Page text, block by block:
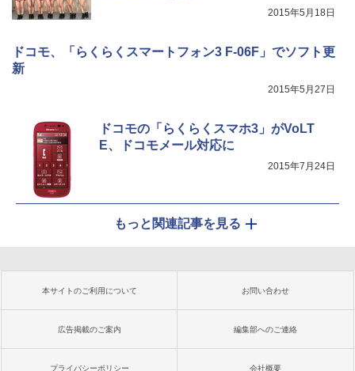
2015年5月18日
ドコモ、「らくらくスマートフォン3 F-06F」でソフト更
新
2015年5月27日
ドコモの「らくらくスマホ3」がVoLT
E、ドコモメール対応に
2015年7月24日
もっと関連記事を見る
本サイトのご利用について お問い合わせ
広告掲載のご案内 編集部へのご連絡
プライバシーポリシー 会社概要